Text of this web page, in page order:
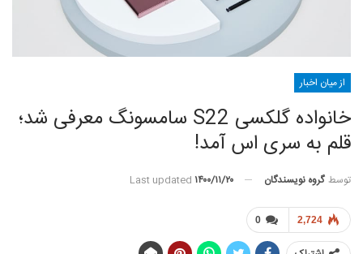
از میان اخبار
خانواده گلکسی S22 سامسونگ معرفی شد؛
قلم به سری اس آمد!
توسط گروه نویسندگان Last updated ۱۴۰۰/۱۱/۲۰
0 2,724